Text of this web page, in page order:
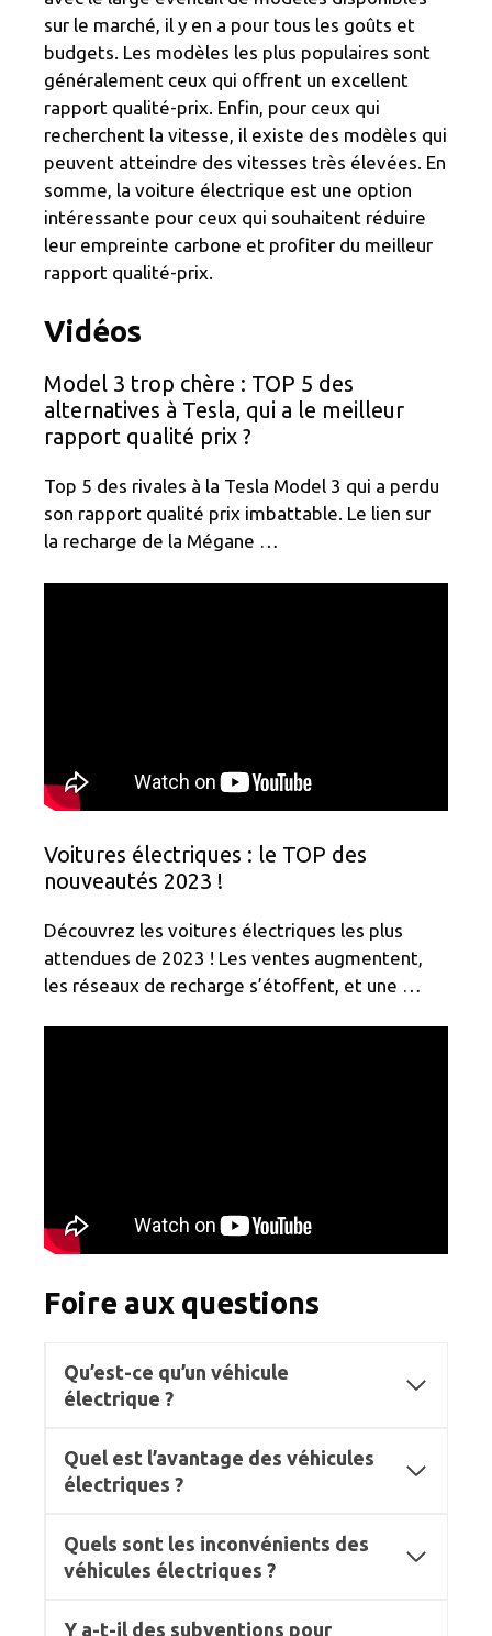
sur le marché, il y en a pour tous les goûts et
budgets. Les modèles les plus populaires sont
généralement ceux qui offrent un excellent
rapport qualité-prix. Enfin, pour ceux qui
recherchent la vitesse, il existe des modèles qui
peuvent atteindre des vitesses très élevées. En
somme, la voiture électrique est une option
intéressante pour ceux qui souhaitent réduire
leur empreinte carbone et profiter du meilleur
rapport qualité-prix.
Vidéos
Model 3 trop chère : TOP 5 des
alternatives à Tesla, qui a le meilleur
rapport qualité prix ?
Top 5 des rivales à la Tesla Model 3 qui a perdu
son rapport qualité prix imbattable. Le lien sur
la recharge de la Mégane …
Voitures électriques : le TOP des
nouveautés 2023 !
Découvrez les voitures électriques les plus
attendues de 2023 ! Les ventes augmentent,
les réseaux de recharge s’étoffent, et une …
Foire aux questions
Qu’est-ce qu’un véhicule
électrique ?
Quel est l’avantage des véhicules
électriques ?
Quels sont les inconvénients des
véhicules électriques ?
Y a-t-il des subventions pour